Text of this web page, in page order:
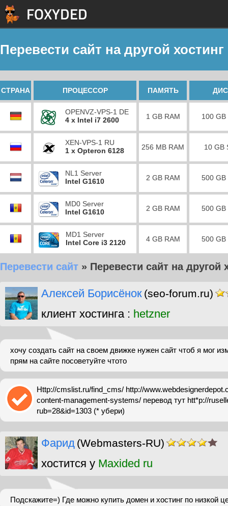
Перевести сайт на другой
СТРАНА ПРОЦЕССОР ПАМЯТЬ
OPENVZ-VPS-1 DE
4 x Intel i7 2600
1 GB RAM 100 GB
XEN-VPS-1 RU
1 x Opteron 6128
256 MB RAM 10 GB
NL1 Server
Intel G1610
2 GB RAM 500 GB
MD0 Server
Intel G1610
2 GB RAM 500 GB
MD1 Server
Intel Core i3 2120
4 GB RAM 500 GB
Перевести сайт » Перевести сайт на другой
Алексей Борисёнок (seo-forum.ru)
клиент хостинга : hetzner
хочу создать сайт на своем движке нужен сайт чтоб я мог
прям на сайте посоветуйте чтото
Http://cmslist.ru/find_cms/ http://
content-management-systems/ перевод тут htt*p://
rub=28&id=1303 (* убери)
Фарид (Webmasters-RU)
хостится у Maxided ru
Подскажите=) Где можно купить домен и хостинг по низкой